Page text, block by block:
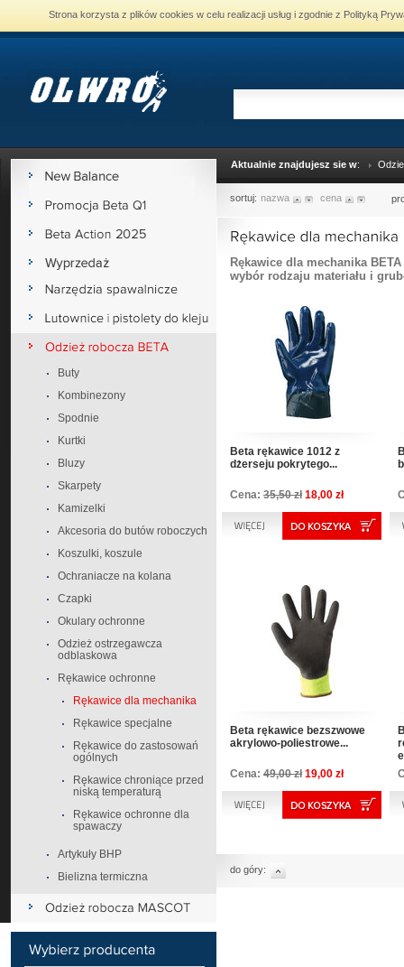
Strona korzysta z plików cookies w celu realizacji usług i zgodnie z Polityką
Buty
Kombinezony
Spodnie
Kurtki
Bluzy
Skarpety
Kamizelki
Akcesoria do butów roboczych
Koszulki, koszule
Ochraniacze na kolana
Czapki
Okulary ochronne
Odzież ostrzegawcza
odblaskowa
Rękawice ochronne
Rękawice dla mechanika
Rękawice specjalne
Rękawice do zastosowań
ogólnych
Rękawice chroniące przed
niską temperaturą
Rękawice ochronne dla
spawaczy
Artykuły BHP
Bielizna termiczna
Aktualnie znajdujesz sie w:
sortuj: nazwa cena
Rękawice dla mechanika
wybór rodzaju materiału i
Beta rękawice 1012 z
dżerseju pokrytego...
Cena: 35,50 zł 18,00 zł
Beta rękawice bezszwowe
akrylowo-poliestrowe...
Cena: 49,00 zł 19,00 zł
do góry: